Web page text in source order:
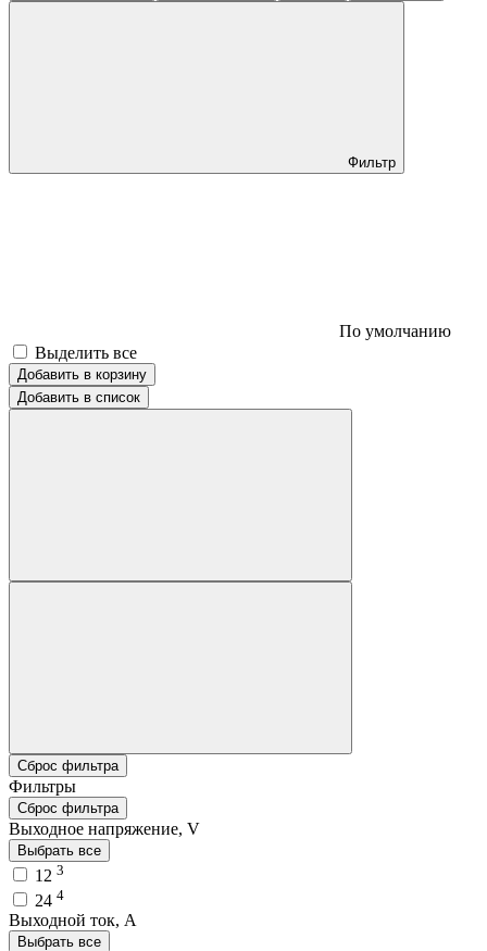
Фильтр
По умолчанию
Выделить все
Добавить в корзину
Добавить в список
Сброс фильтра
Фильтры
Сброс фильтра
Выходное напряжение, V
Выбрать все
12 3
24 4
Выходной ток, A
Выбрать все